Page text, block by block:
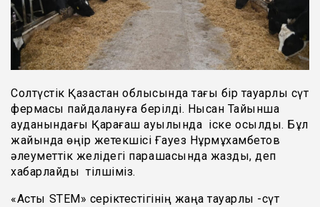
Солтүстік Қазақстан облысында тағы бір тауарлы сүт
фермасы пайдалануға берілді. Нысан Тайынша
ауданындағы Қарағаш ауылында іске қосылды. Бұл
жайында өңір жетекшісі Ғауез Нұрмұхамбетов
әлеуметтік желідегі парақшасында жазды, деп
хабарлайды тілшіміз.
«Астық STEM» серіктестігінің жаңа тауарлы -сүт